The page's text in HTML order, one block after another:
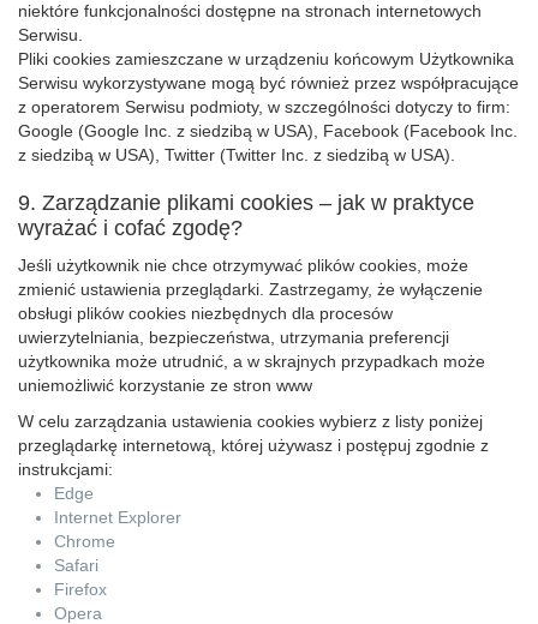
niektóre funkcjonalności dostępne na stronach internetowych
Serwisu.
Pliki cookies zamieszczane w urządzeniu końcowym Użytkownika
Serwisu wykorzystywane mogą być również przez współpracujące
z operatorem Serwisu podmioty, w szczególności dotyczy to firm:
Google (Google Inc. z siedzibą w USA), Facebook (Facebook Inc.
z siedzibą w USA), Twitter (Twitter Inc. z siedzibą w USA).
9. Zarządzanie plikami cookies – jak w praktyce
wyrażać i cofać zgodę?
Jeśli użytkownik nie chce otrzymywać plików cookies, może
zmienić ustawienia przeglądarki. Zastrzegamy, że wyłączenie
obsługi plików cookies niezbędnych dla procesów
uwierzytelniania, bezpieczeństwa, utrzymania preferencji
użytkownika może utrudnić, a w skrajnych przypadkach może
uniemożliwić korzystanie ze stron www
W celu zarządzania ustawienia cookies wybierz z listy poniżej
przeglądarkę internetową, której używasz i postępuj zgodnie z
instrukcjami:
Edge
Internet Explorer
Chrome
Safari
Firefox
Opera